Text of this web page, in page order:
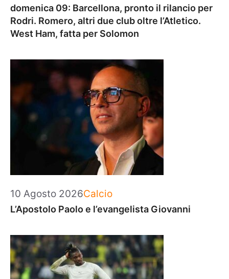
domenica 09: Barcellona, pronto il rilancio per
Rodri. Romero, altri due club oltre l’Atletico.
West Ham, fatta per Solomon
10 Agosto 2026Categorie
Calcio
L’Apostolo Paolo e l’evangelista Giovanni